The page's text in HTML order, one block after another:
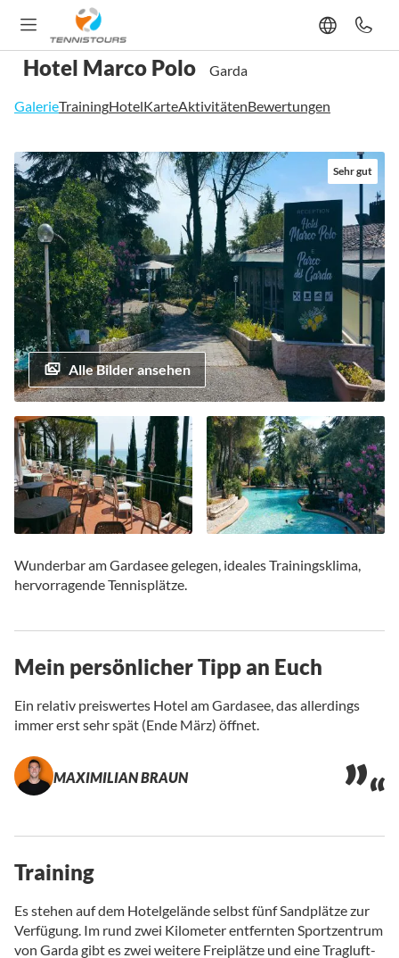
Hotel Marco Polo Garda
GalerieTrainingHotelKarteAktivitätenBewertungen
Zum
Ende
der
Bildgalerie
springen
Sehr gut
Alle Bilder ansehen
Anfang
der
Wunderbar am Gardasee gelegen, ideales Trainingsklima,
hervorragende Tennisplätze.
Mein persönlicher Tipp an Euch
Ein relativ preiswertes Hotel am Gardasee, das allerdings
immer erst sehr spät (Ende März) öffnet.
MAXIMILIAN BRAUN
Training
Es stehen auf dem Hotelgelände selbst fünf Sandplätze zur
Verfügung. Im rund zwei Kilometer entfernten Sportzentrum
von Garda gibt es zwei weitere Freiplätze und eine Tragluft-